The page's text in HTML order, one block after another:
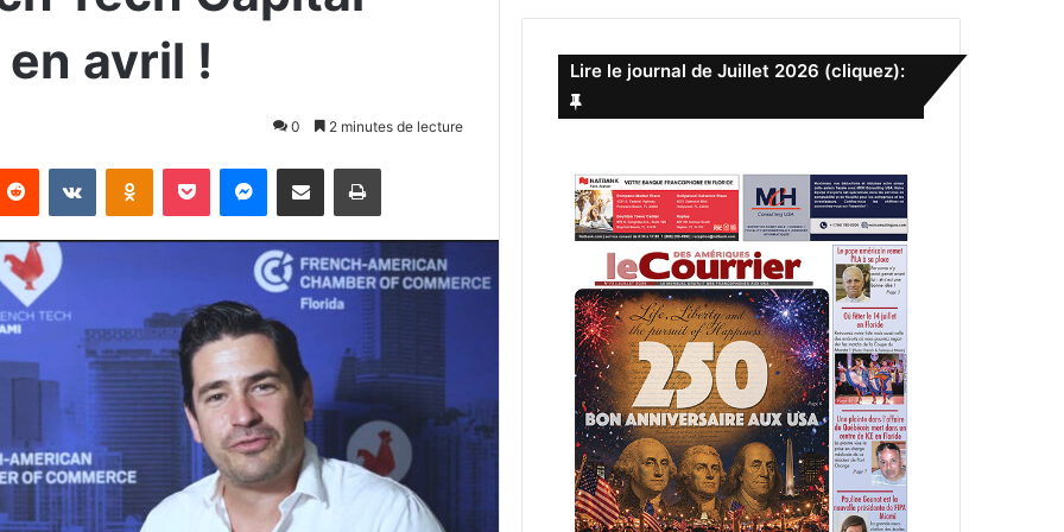
avril !
0 2 minutes de lecture
c
h
:
Lire le journal de Juillet 2026 (cliquez):